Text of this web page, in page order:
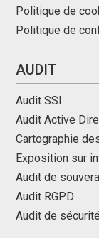
Politique de
Politique de
AUDIT
Audit SSI
Audit Active
Cartographie
Exposition sur
Audit de
Audit RGPD
Audit de